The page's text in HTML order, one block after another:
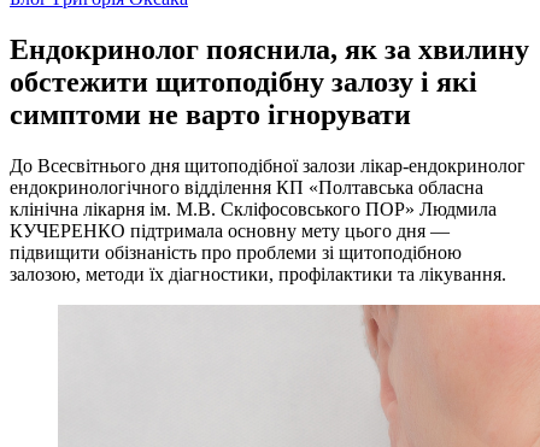
Ендокринолог пояснила, як за хвилину
обстежити щитоподібну залозу і які
симптоми не варто ігнорувати
До Всесвітнього дня щитоподібної залози лікар-ендокринолог
ендокринологічного відділення КП «Полтавська обласна
клінічна лікарня ім. М.В. Скліфосовського ПОР» Людмила
КУЧЕРЕНКО підтримала основну мету цього дня —
підвищити обізнаність про проблеми зі щитоподібною
залозою, методи їх діагностики, профілактики та лікування.